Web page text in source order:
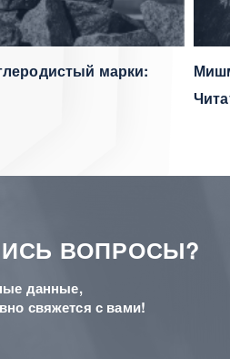
марки:
ВОПРОСЫ?
данные,
свяжется с вами!